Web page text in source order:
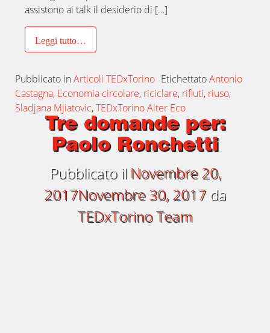
assistono ai talk il desiderio di […]
Leggi tutto…
Pubblicato in Articoli TEDxTorino EtichettatoAntonio
Castagna, Economia circolare, riciclare, rifiuti, riuso,
Sladjana Mjiatovic,TEDxTorino Alter Eco
Tre domande per:
Paolo Ronchetti
Pubblicato il Novembre 20,
2017Novembre 30, 2017da
TEDxTorino Team